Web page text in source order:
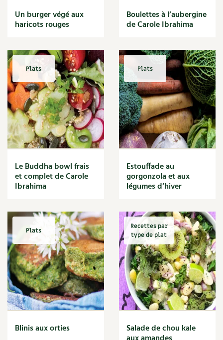
Un burger végé aux
haricots rouges
Boulettes à l’aubergine
de Carole Ibrahima
Plats
Le Buddha bowl frais
et complet de Carole
Ibrahima
Plats
Estouffade au
gorgonzola et aux
légumes d’hiver
Plats
Blinis aux orties
Recettes par
type de plat
Salade de chou kale